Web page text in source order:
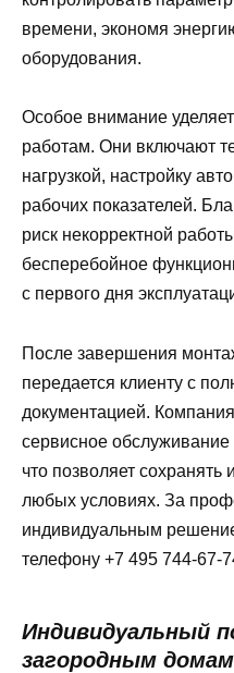
времени, экономя
оборудования.
Особое внимание
работам. Они включают
нагрузкой, настройку
рабочих показателей.
риск некорректной
бесперебойное
с первого дня
После завершения
передается клиенту с
документацией.
сервисное
что позволяет сохранять
любых условиях. За
индивидуальным
телефону +7 495 744-67-
Индивидуальный
загородным домам